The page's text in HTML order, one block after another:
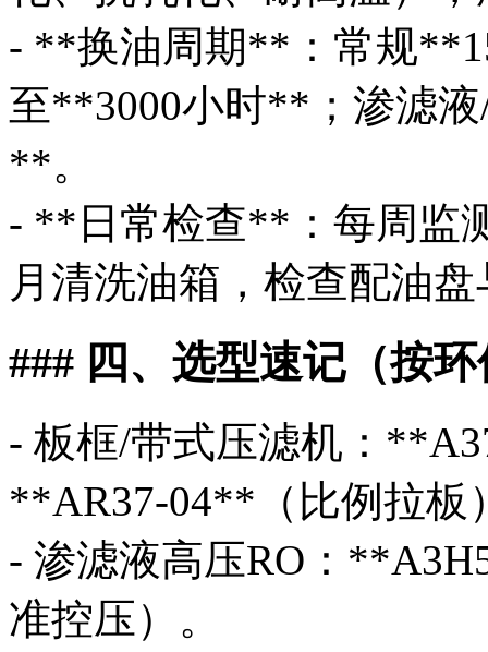
- **换油周期**：常规
至**3000小时**；渗滤
**。
- **日常检查**：每周监
月清洗油箱，检查配油
### 四、选型速记（按
- 板框/带式压滤机：
**AR37-04**（比例拉板
- 渗滤液高压RO：
准控压）。